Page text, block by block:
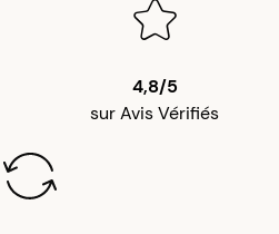
4,8/5
sur Avis Vérifiés